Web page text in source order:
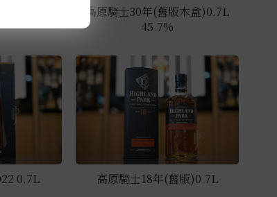
高原騎士30年(舊版木盒)0.7L
45.7%
0.7L 高原騎士18年(舊版)0.7L